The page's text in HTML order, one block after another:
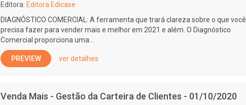
Editora: Editora Edicase
DIAGNÓSTICO COMERCIAL: A ferramenta que trará clareza sobre o que você
precisa fazer para vender mais e melhor em 2021 e além. O Diagnóstico
Comercial proporciona uma...
PREVIEW ver detalhes
Venda Mais - Gestão da Carteira de Clientes - 01/10/2020